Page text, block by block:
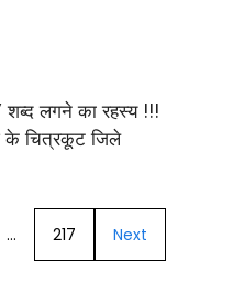
शब्द लगने का रहस्य !!!
के चित्रकूट जिले
… 217 Next